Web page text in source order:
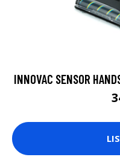
INNOVAC SENSOR